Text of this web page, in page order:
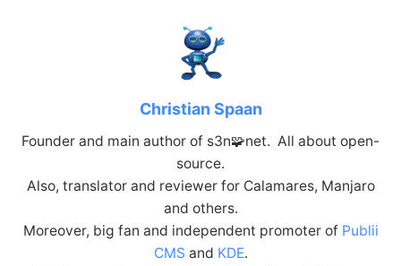
Christian Spaan
Founder and main author of s3n🧩net. All about open-
source.
Also, translator and reviewer for Calamares, Manjaro
and others.
Moreover, big fan and independent promoter of Publii
CMS and KDE.